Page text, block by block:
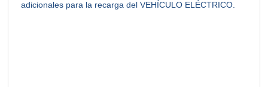
adicionales para la recarga del VEHÍCULO ELÉCTRICO.